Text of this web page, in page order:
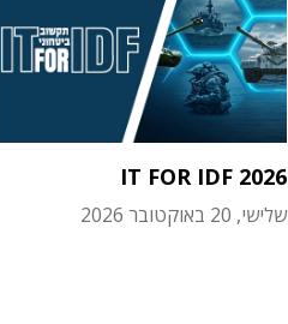
IT FOR IDF 2026
שלישי, 20 באוקטובר 2026